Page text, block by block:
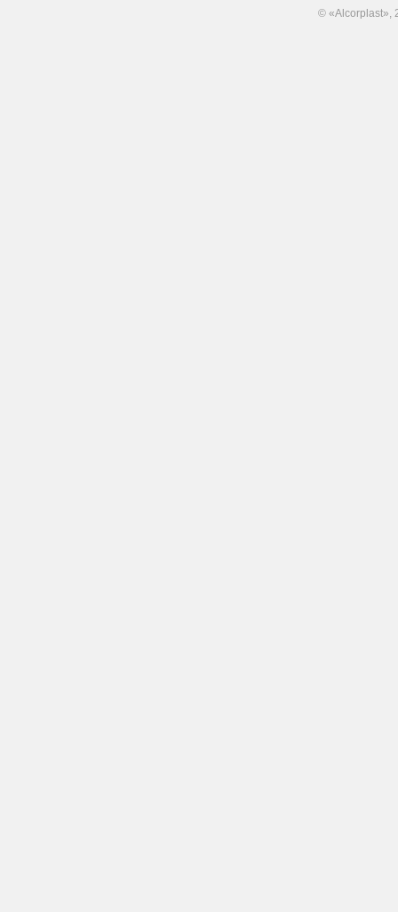
© «Alcorplast»,